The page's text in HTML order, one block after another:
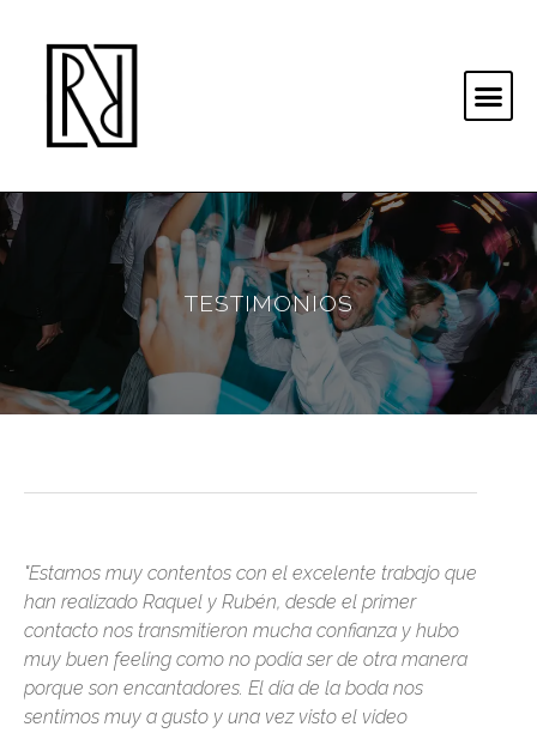
TESTIMONIOS
"Estamos muy contentos con el excelente trabajo que
han realizado Raquel y Rubén, desde el primer
contacto nos transmitieron mucha confianza y hubo
muy buen feeling como no podía ser de otra manera
porque son encantadores. El día de la boda nos
sentimos muy a gusto y una vez visto el video